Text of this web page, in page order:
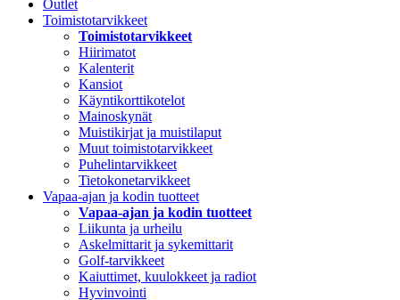
Outlet
Toimistotarvikkeet
Toimistotarvikkeet
Hiirimatot
Kalenterit
Kansiot
Käyntikorttikotelot
Mainoskynät
Muistikirjat ja muistilaput
Muut toimistotarvikkeet
Puhelintarvikkeet
Tietokonetarvikkeet
Vapaa-ajan ja kodin tuotteet
Vapaa-ajan ja kodin tuotteet
Liikunta ja urheilu
Askelmittarit ja sykemittarit
Golf-tarvikkeet
Kaiuttimet, kuulokkeet ja radiot
Hyvinvointi